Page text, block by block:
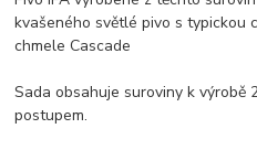
kvašeného světlé pivo s typickou
chmele Cascade
Sada obsahuje suroviny k výrobě
postupem.